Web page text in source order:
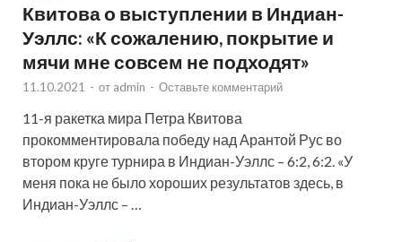
Квитова о выступлении в Индиан-
Уэллс: «К сожалению, покрытие и
мячи мне совсем не подходят»
11.10.2021 - от admin - Оставьте комментарий
11-я ракетка мира Петра Квитова
прокомментировала победу над Арантой Рус во
втором круге турнира в Индиан-Уэллс – 6:2, 6:2. «У
меня пока не было хороших результатов здесь, в
Индиан-Уэллс – …